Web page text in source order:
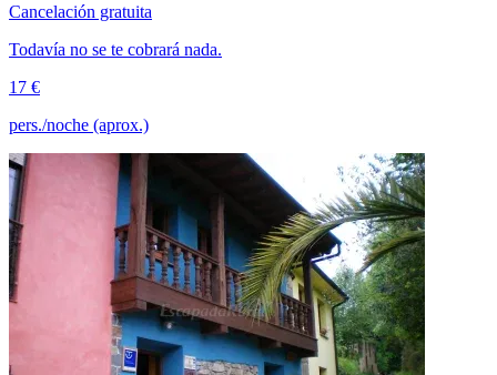
Cancelación gratuita
Todavía no se te cobrará nada.
17 €
pers./noche (aprox.)